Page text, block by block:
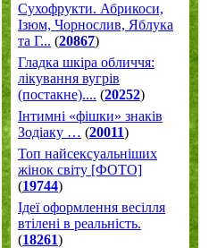
Cухофрукти. Абрикоси,
Ізюм, Чорнослив, Яблука
та Г... (20867)
Гладка шкіра обличчя:
лікування вугрів
(постакне).... (20252)
Інтимні «фішки» знаків
Зодіаку … (20011)
Топ найсексуальніших
жінок світу [ФОТО]
(19744)
Ідеї оформлення весілля
втілені в реальність.
(18261)